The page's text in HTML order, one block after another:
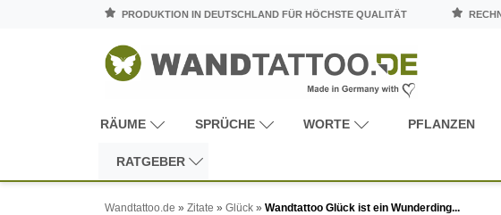
PRODUKTION IN DEUTSCHLAND FÜR HÖCHSTE QUALITÄT
RÄUME SPRÜCHE WORTE PFLANZEN
RATGEBER
Wandtattoo.de » Zitate » Glück » Wandtattoo Glück ist ein Wunderding...